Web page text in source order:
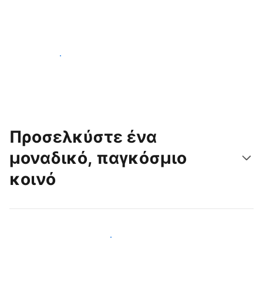
Ξεκινήστε σήμερα
Προσελκύστε ένα
μοναδικό, παγκόσμιο
κοινό
Προσελκύστε νέους επισκέπτες σήμερα